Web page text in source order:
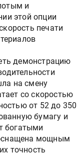
и
этой опции
печати
демонстрацию
на смену
со скоростью
от 52 до 350
бумагу и
богатыми
мощным
точность